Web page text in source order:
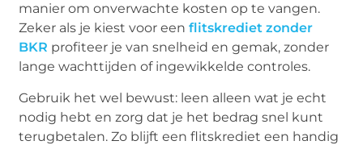
manier om onverwachte kosten op te vangen.
Zeker als je kiest voor eenflitskrediet zonder
BKR profiteer je van snelheid en gemak, zonder
lange wachttijden of ingewikkelde controles.
Gebruik het wel bewust: leen alleen wat je echt
nodig hebt en zorg dat je het bedrag snel kunt
terugbetalen. Zo blijft een flitskrediet een handig